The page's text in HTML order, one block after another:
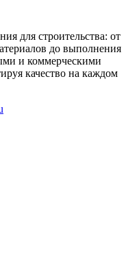
для строительства: от
до выполнения
и коммерческими
качество на каждом